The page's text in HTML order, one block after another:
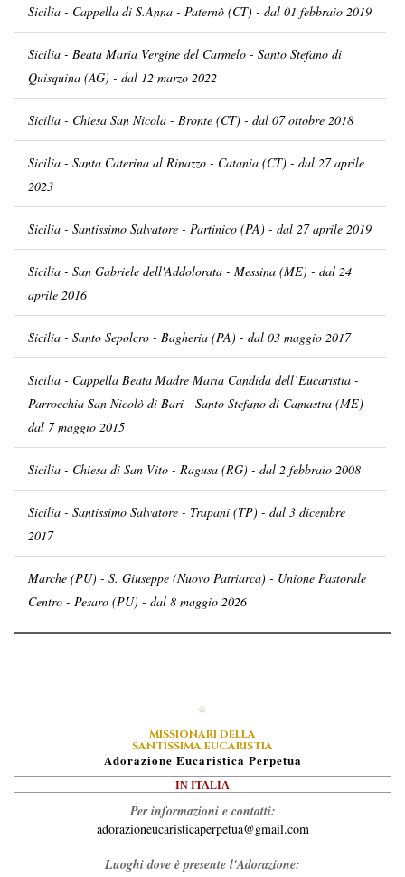
Sicilia - Cappella di S.Anna - Paternò (CT) - dal 01 febbraio 2019
Sicilia - Beata Maria Vergine del Carmelo - Santo Stefano di
Quisquina (AG) - dal 12 marzo 2022
Sicilia - Chiesa San Nicola - Bronte (CT) - dal 07 ottobre 2018
Sicilia - Santa Caterina al Rinazzo - Catania (CT) - dal 27 aprile
2023
Sicilia - Santissimo Salvatore - Partinico (PA) - dal 27 aprile 2019
Sicilia - San Gabriele dell'Addolorata - Messina (ME) - dal 24
aprile 2016
Sicilia - Santo Sepolcro - Bagheria (PA) - dal 03 maggio 2017
Sicilia - Cappella Beata Madre Maria Candida dell’Eucaristia -
Parrocchia San Nicolò di Bari - Santo Stefano di Camastra (ME) -
dal 7 maggio 2015
Sicilia - Chiesa di San Vito - Ragusa (RG) - dal 2 febbraio 2008
Sicilia - Santissimo Salvatore - Trapani (TP) - dal 3 dicembre
2017
Marche (PU) - S. Giuseppe (Nuovo Patriarca) - Unione Pastorale
Centro - Pesaro (PU) - dal 8 maggio 2026
MISSIONARI DELLA
SANTISSIMA EUCARISTIA
ADorazione EUcaristica PErpetua
IN ITALIA
Per informazioni e contatti:
adorazioneucaristicaperpetua@gmail.com
Luoghi dove è presente l'Adorazione: